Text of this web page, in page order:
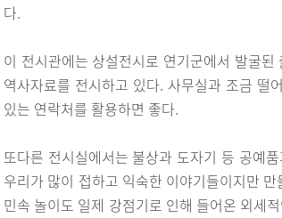
다.
이 전시관에는 상설전시로 연기군에서 발굴
역사자료를 전시하고 있다. 사무실과 조금 떨
있는 연락처를 활용하면 좋다.
또다른 전시실에서는 불상과 도자기 등 공예
우리가 많이 접하고 익숙한 이야기들이지만
민속 놀이도 일제 강점기로 인해 들어온 외세